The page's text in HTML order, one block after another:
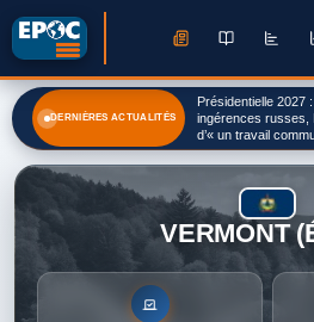
DERNIÈRES ACTUALITÉS
Présidentielle 2027
ingérences russes,
d’« un travail
VERMONT